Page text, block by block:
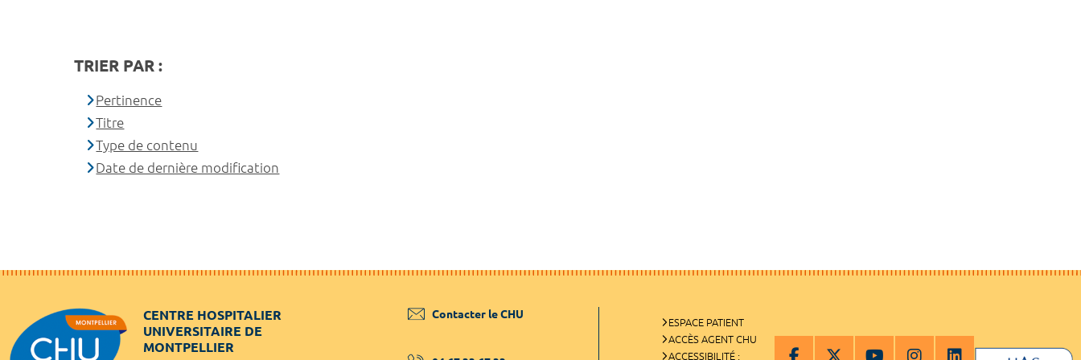
TRIER PAR :
Pertinence
Titre
Type de contenu
Date de dernière modification
CENTRE HOSPITALIER
UNIVERSITAIRE DE
MONTPELLIER
Contacter le CHU
ESPACE PATIENT
ACCÈS AGENT CHU
ACCESSIBILITÉ :